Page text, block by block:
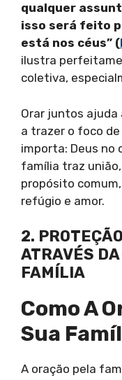
qualquer
isso será feito
está nos céus” (
ilustra
coletiva,
Orar juntos
a trazer o foco
importa: Deus no
família traz
propósito
refúgio e amor.
2.
ATRAVÉS
FAMÍLIA
Como A
Sua
A oração pela